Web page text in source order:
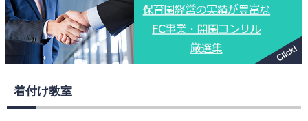
着付け教室